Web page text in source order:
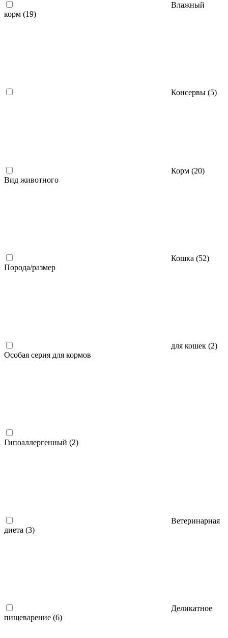
Влажный
корм (19)
Консервы (5)
Корм (20)
Вид животного
Кошка (52)
Порода/размер
для кошек (2)
Особая серия для кормов
Гипоаллергенный (2)
Ветеринарная
диета (3)
Деликатное
пищеварение (6)